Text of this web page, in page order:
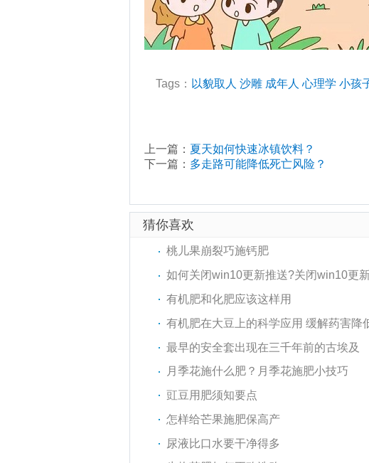
Tags： 以貌取人 沙雕 成年人 心理学 小孩
上一篇： 夏天如何快速冰镇饮料？
下一篇： 多走路可能降低死亡风险？
猜你喜欢
桃儿果崩裂巧施钙肥
如何关闭win10更新推送?关闭win10更
有机肥和化肥应该这样用
有机肥在大豆上的科学应用 缓解药害降
最早的安全套出现在三千年前的古埃及
月季花施什么肥？月季花施肥小技巧
豇豆用肥须知要点
怎样给芒果施肥保高产
尿液比口水要干净得多